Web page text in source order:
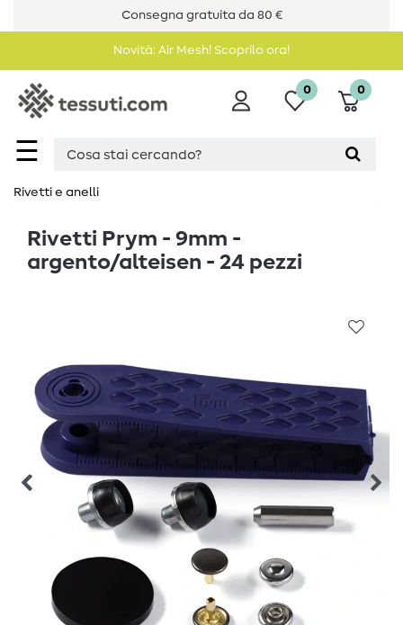
Consegna gratuita da 80 €
Novità: Air Mesh! Scoprilo ora!
☰
0 0
Rivetti e anelli
Rivetti Prym - 9mm -
argento/alteisen - 24 pezzi